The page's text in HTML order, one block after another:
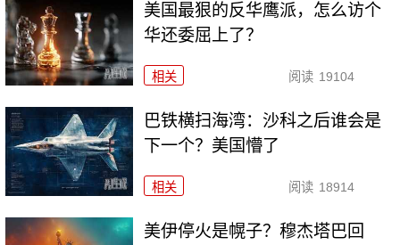
美国最狠的反华鹰派，怎么访个
华还委屈上了？
相关 阅读 19104
巴铁横扫海湾：沙科之后谁会是
下一个？美国懵了
相关 阅读 18914
美伊停火是幌子？穆杰塔巴回